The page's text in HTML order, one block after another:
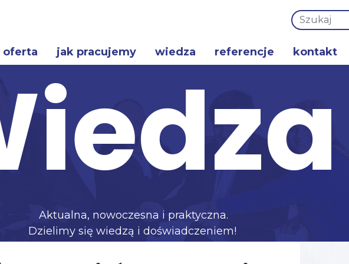
oferta jak pracujemy wiedza referencje kontakt
Aktualna, nowoczesna i praktyczna.
Dzielimy się wiedzą i doświadczeniem!